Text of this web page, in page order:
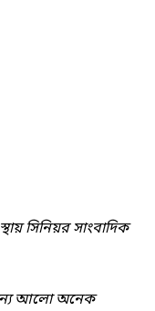
সিনিয়র সাংবাদিক
অন্য আলো অনেক